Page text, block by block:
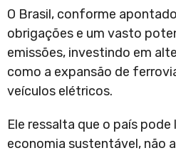
O Brasil, conforme
obrigações e um vasto
emissões, investindo em
como a expansão de
veículos elétricos.
Ele ressalta que o país pode
economia sustentável, não